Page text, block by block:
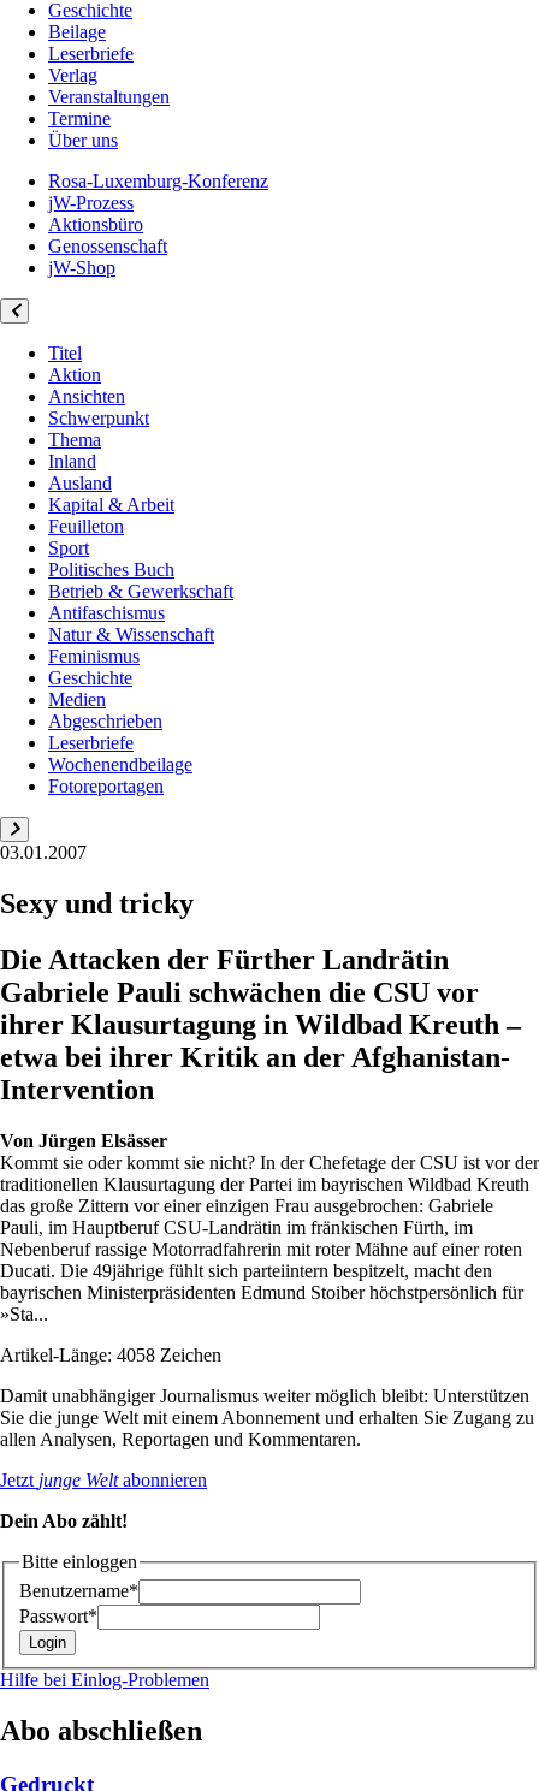
Geschichte
Beilage
Leserbriefe
Verlag
Veranstaltungen
Termine
Über uns
Rosa-Luxemburg-Konferenz
jW-Prozess
Aktionsbüro
Genossenschaft
jW-Shop
Titel
Aktion
Ansichten
Schwerpunkt
Thema
Inland
Ausland
Kapital & Arbeit
Feuilleton
Sport
Politisches Buch
Betrieb & Gewerkschaft
Antifaschismus
Natur & Wissenschaft
Feminismus
Geschichte
Medien
Abgeschrieben
Leserbriefe
Wochenendbeilage
Fotoreportagen
03.01.2007
Sexy und tricky
Die Attacken der Fürther Landrätin
Gabriele Pauli schwächen die CSU vor
ihrer Klausurtagung in Wildbad Kreuth –
etwa bei ihrer Kritik an der Afghanistan-
Intervention
Von Jürgen Elsässer
Kommt sie oder kommt sie nicht? In der Chefetage der CSU ist vor der
traditionellen Klausurtagung der Partei im bayrischen Wildbad Kreuth
das große Zittern vor einer einzigen Frau ausgebrochen: Gabriele
Pauli, im Hauptberuf CSU-Landrätin im fränkischen Fürth, im
Nebenberuf rassige Motorradfahrerin mit roter Mähne auf einer roten
Ducati. Die 49jährige fühlt sich parteiintern bespitzelt, macht den
bayrischen Ministerpräsidenten Edmund Stoiber höchstpersönlich für
»Sta...
Artikel-Länge: 4058 Zeichen
Damit unabhängiger Journalismus weiter möglich bleibt: Unterstützen
Sie die junge Welt mit einem Abonnement und erhalten Sie Zugang zu
allen Analysen, Reportagen und Kommentaren.
Jetzt junge Weltabonnieren
Dein Abo zählt!
Bitte einloggen
Benutzername*
Passwort*
Hilfe bei Einlog-Problemen
Abo abschließen
Gedruckt